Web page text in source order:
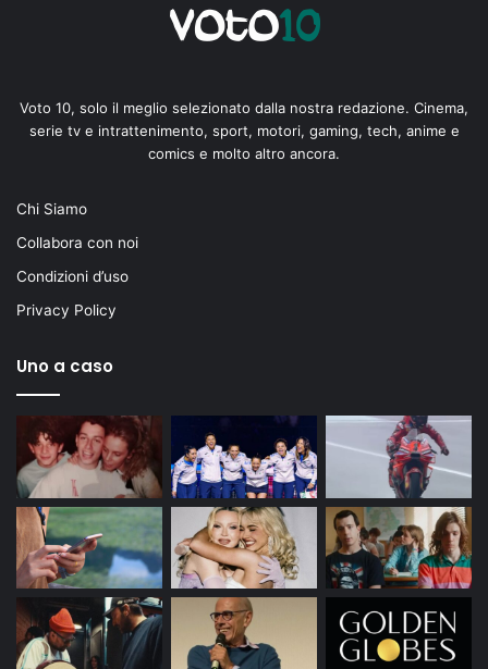
Voto 10, solo il meglio selezionato dalla nostra redazione. Cinema,
serie tv e intrattenimento, sport, motori, gaming, tech, anime e
comics e molto altro ancora.
Chi Siamo
Collabora con noi
Condizioni d’uso
Privacy Policy
Uno a caso